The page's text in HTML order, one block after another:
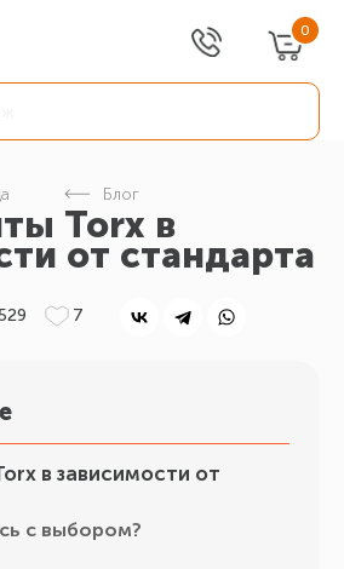
0
Блог
Torx в
от стандарта
7
в зависимости от
с выбором?